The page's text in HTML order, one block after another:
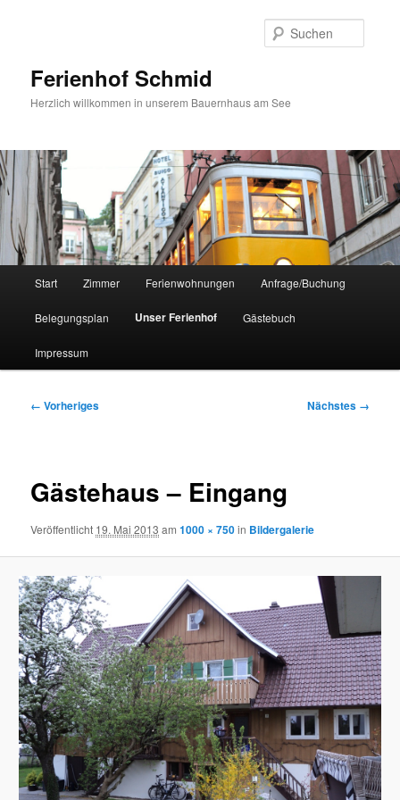
Ferienhof Schmid
Herzlich willkommen in unserem Bauernhaus am See
Zum
primären
Inhalt
springen
Start Zimmer Ferienwohnungen Anfrage/Buchung
Belegungsplan Unser Ferienhof Gästebuch
Impressum
Bilder-
← Vorheriges Nächstes →
Gästehaus – Eingang
Veröffentlicht 19. Mai 2013 am1000 × 750in Bildergalerie